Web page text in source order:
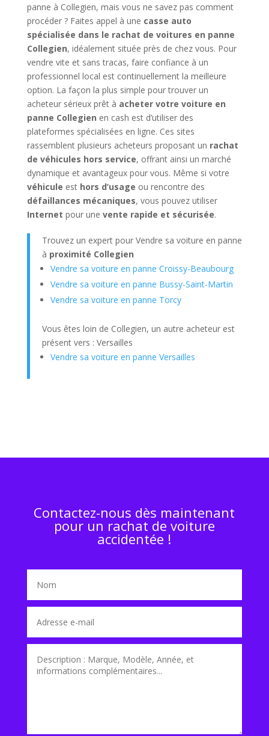
panne à Collegien, mais vous ne savez pas comment
procéder ? Faites appel à une casse auto
spécialisée dans le rachat de voitures en panne
Collegien, idéalement située près de chez vous. Pour
vendre vite et sans tracas, faire confiance à un
professionnel local est continuellement la meilleure
option. La façon la plus simple pour trouver un
acheteur sérieux prêt à acheter votre voiture en
panne Collegien en cash est d’utiliser des
plateformes spécialisées en ligne. Ces sites
rassemblent plusieurs acheteurs proposant un rachat
de véhicules hors service, offrant ainsi un marché
dynamique et avantageux pour vous. Même si votre
véhicule est hors d’usage ou rencontre des
défaillances mécaniques, vous pouvez utiliser
Internet pour une vente rapide et sécurisée.
Trouvez un expert pour Vendre sa voiture en panne
à proximité Collegien
Vendre sa voiture en panne Croissy-Beaubourg
Vendre sa voiture en panne Bussy-Saint-Martin
Vendre sa voiture en panne Torcy
Vous êtes loin de Collegien, un autre acheteur est
présent vers : Versailles
Vendre sa voiture en panne Versailles
Contactez-nous dès maintenant
pour un rachat de voiture
accidentée !